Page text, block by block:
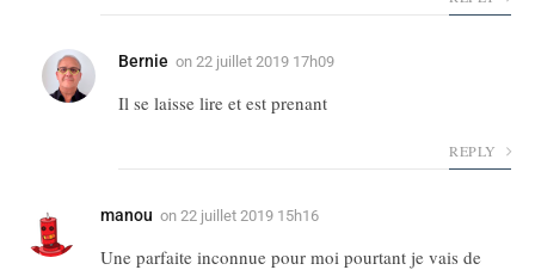
Bernie on 22 juillet 2019 17h09
Il se laisse lire et est prenant
REPLY
manou on 22 juillet 2019 15h16
Une parfaite inconnue pour moi pourtant je vais de